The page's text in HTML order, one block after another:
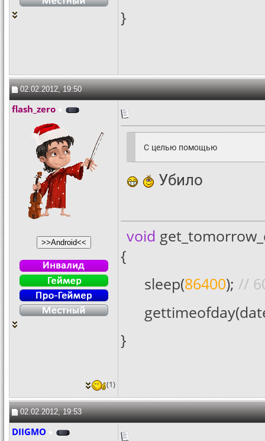
}
02.02.2012, 19:50
flash_zero
С целью помощью
Убило
void
{
sleep(86400); //
}
(1)
02.02.2012, 19:53
DIIGMO